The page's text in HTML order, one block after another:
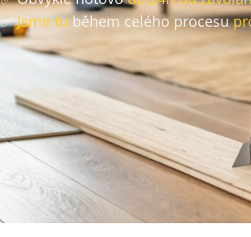
✅Jsme tu během celého procesu